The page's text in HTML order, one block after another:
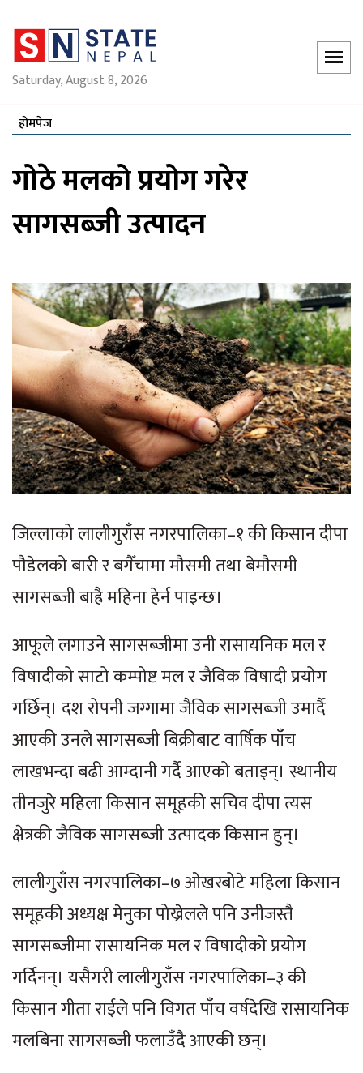
Saturday, August 8, 2026
होमपेज
गोठे मलको प्रयोग गरेर
सागसब्जी उत्पादन
जिल्लाको लालीगुराँस नगरपालिका–१ की किसान दीपा
पौडेलको बारी र बगैँचामा मौसमी तथा बेमौसमी
सागसब्जी बाह्रै महिना हेर्न पाइन्छ।
आफूले लगाउने सागसब्जीमा उनी रासायनिक मल र
विषादीको साटो कम्पोष्ट मल र जैविक विषादी प्रयोग
गर्छिन्। दश रोपनी जग्गामा जैविक सागसब्जी उमार्दै
आएकी उनले सागसब्जी बिक्रीबाट वार्षिक पाँच
लाखभन्दा बढी आम्दानी गर्दै आएको बताइन्। स्थानीय
तीनजुरे महिला किसान समूहकी सचिव दीपा त्यस
क्षेत्रकी जैविक सागसब्जी उत्पादक किसान हुन्।
लालीगुराँस नगरपालिका–७ ओखरबोटे महिला किसान
समूहकी अध्यक्ष मेनुका पोख्रेलले पनि उनीजस्तै
सागसब्जीमा रासायनिक मल र विषादीको प्रयोग
गर्दिनन्। यसैगरी लालीगुराँस नगरपालिका–३ की
किसान गीता राईले पनि विगत पाँच वर्षदेखि रासायनिक
मलबिना सागसब्जी फलाउँदै आएकी छन्।